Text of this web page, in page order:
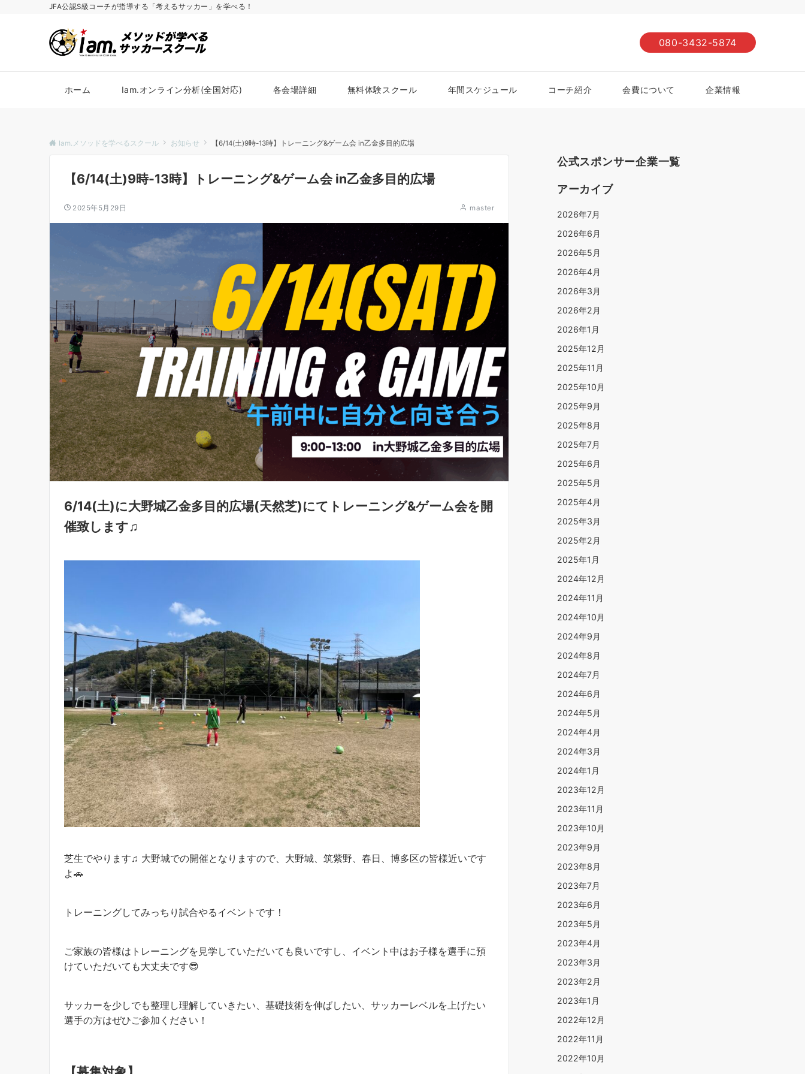
JFA公認S級コーチが指導する「考えるサッカー」を学べる！
080-3432-5874
ホーム Iam.オンライン分析(全国対応) 各会場詳細 無料体験スクール 年間スケジュール コーチ紹介 会費について 企業情報
Iam.メソッドを学べるスクール お知らせ 【6/14(土)9時-13時】トレーニング&ゲーム会 in乙金多目的広場
【6/14(土)9時-13時】トレーニング&ゲーム会 in乙金多目的広場
2025年5月29日 master
6/14(土)に大野城乙金多目的広場(天然芝)にてトレーニング&ゲーム会を開
催致します♫
芝生でやります♫ 大野城での開催となりますので、大野城、筑紫野、春日、博多区の皆様近いです
よ🚗
トレーニングしてみっちり試合やるイベントです！
ご家族の皆様はトレーニングを見学していただいても良いですし、イベント中はお子様を選手に預
けていただいても大丈夫です😎
サッカーを少しでも整理し理解していきたい、基礎技術を伸ばしたい、サッカーレベルを上げたい
選手の方はぜひご参加ください！
公式スポンサー企業一覧
アーカイブ
2026年7月
2026年6月
2026年5月
2026年4月
2026年3月
2026年2月
2026年1月
2025年12月
2025年11月
2025年10月
2025年9月
2025年8月
2025年7月
2025年6月
2025年5月
2025年4月
2025年3月
2025年2月
2025年1月
2024年12月
2024年11月
2024年10月
2024年9月
2024年8月
2024年7月
2024年6月
2024年5月
2024年4月
2024年3月
2024年1月
2023年12月
2023年11月
2023年10月
2023年9月
2023年8月
2023年7月
2023年6月
2023年5月
2023年4月
2023年3月
2023年2月
2023年1月
2022年12月
2022年11月
2022年10月